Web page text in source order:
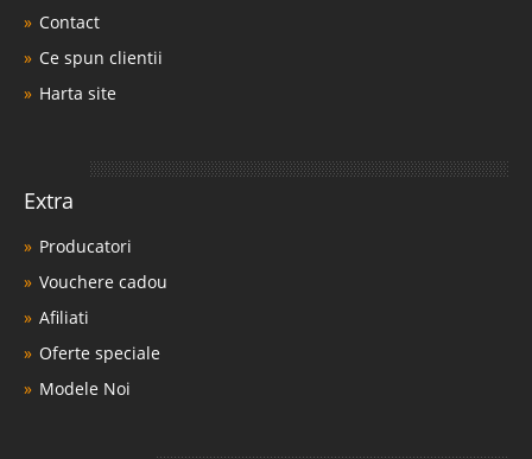
Contact
Ce spun clientii
Harta site
Extra
Producatori
Vouchere cadou
Afiliati
Oferte speciale
Modele Noi